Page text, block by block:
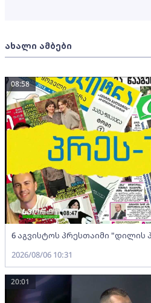
ახალი ამბები
6 აგვისტოს პრესთაიმი "დილის
08:58
2026/08/06 10:31
20:01